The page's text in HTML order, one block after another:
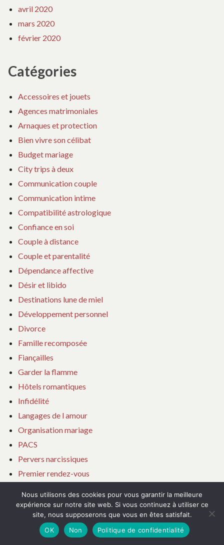
avril 2020
mars 2020
février 2020
Catégories
Accessoires et jouets
Agences matrimoniales
Arnaques et protection
Bien vivre son célibat
Budget mariage
City trips à deux
Communication couple
Communication intime
Compatibilité astrologique
Confiance en soi
Couple à distance
Couple et parentalité
Dépendance affective
Désir et libido
Destinations lune de miel
Développement personnel
Divorce
Famille recomposée
Fiançailles
Garder la flamme
Hôtels romantiques
Infidélité
Langages de l amour
Organisation mariage
PACS
Pervers narcissiques
Premier rendez-vous
Relations toxiques
Rencontres en ligne
Rencontres internationales
Nous utilisons des cookies pour vous garantir la meilleure
expérience sur notre site web. Si vous continuez à utiliser ce
site, nous supposerons que vous en êtes satisfait.
OK
Non Politique de confidentialité